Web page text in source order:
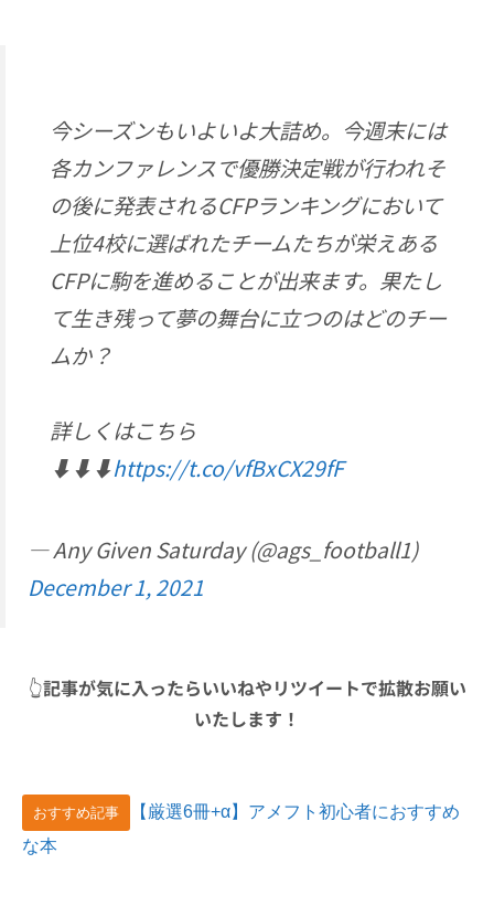
今シーズンもいよいよ大詰め。今週末には
各カンファレンスで優勝決定戦が行われそ
の後に発表されるCFPランキングにおいて
上位4校に選ばれたチームたちが栄えある
CFPに駒を進めることが出来ます。果たし
て生き残って夢の舞台に立つのはどのチー
ムか？
詳しくはこちら
⬇️⬇️⬇️https://t.co/vfBxCX29fF
— Any Given Saturday (@ags_football1)
December 1, 2021
👆記事が気に入ったらいいねやリツイートで拡散お願い
いたします！
おすすめ記事
【厳選6冊+α】アメフト初心者におすすめ
な本